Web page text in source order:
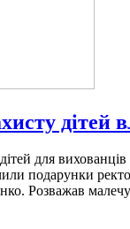
для
подарунки
Розважав